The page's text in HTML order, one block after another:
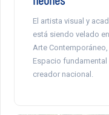
El artista visual y
está siendo velado
Arte Contemporáneo,
Espacio
creador nacional.